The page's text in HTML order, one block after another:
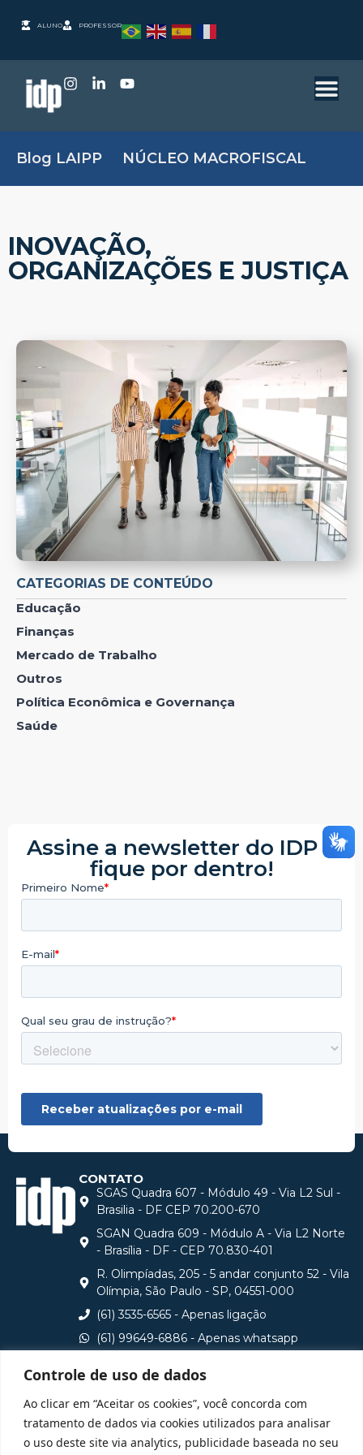
Controle de uso de dados
Ao clicar em “Aceitar os cookies”, você concorda com
tratamento de dados via cookies utilizados para analisar
o uso deste site via analytics, publicidade baseada no seu
ALUNO PROFESSOR
Blog LAIPP NÚCLEO MACROFISCAL
INOVAÇÃO,
ORGANIZAÇÕES E JUSTIÇA
CATEGORIAS DE CONTEÚDO
Educação
Finanças
Mercado de Trabalho
Outros
Política Econômica e Governança
Saúde
Assine a newsletter do IDP e
fique por dentro!
CONTATO
SGAS Quadra 607 - Módulo 49 - Via L2 Sul -
Brasilia - DF CEP 70.200-670
SGAN Quadra 609 - Módulo A - Via L2 Norte
- Brasília - DF - CEP 70.830-401
R. Olimpíadas, 205 - 5 andar conjunto 52 - Vila
Olímpia, São Paulo - SP, 04551-000
(61) 3535-6565 - Apenas ligação
(61) 99649-6886 - Apenas whatsapp
Consulte aqui o cadastro da Instituição no Sistema e-
MEC